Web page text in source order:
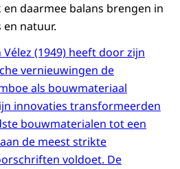
daarmee balans brengen in
natuur.
(1949) heeft door zijn
vernieuwingen de
als bouwmateriaal
innovaties transformeerden
bouwmaterialen tot een
de meest strikte
voldoet. De